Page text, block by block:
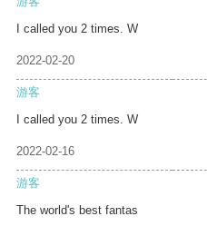
I called you 2 times. W
2022-02-20
游客
I called you 2 times. W
2022-02-16
游客
The world's best fantas